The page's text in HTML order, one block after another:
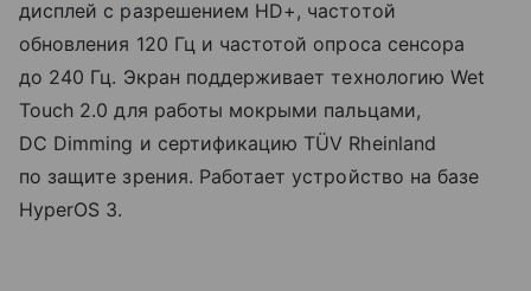
дисплей с разрешением HD+, частотой
обновления 120 Гц и частотой опроса сенсора
до 240 Гц. Экран поддерживает технологию Wet
Touch 2.0 для работы мокрыми пальцами,
DC Dimming и сертификацию TÜV Rheinland
по защите зрения. Работает устройство на базе
HyperOS 3.